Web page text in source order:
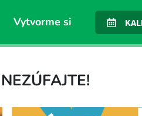
Vytvorme si